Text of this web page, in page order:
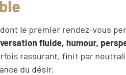
le premier rendez-vous
fluide, humour,
rassurant, finit par
du désir.